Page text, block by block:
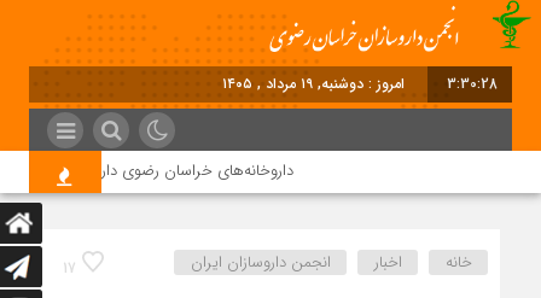
3:30:29 امروز : دوشنبه, ۱۹ مرداد , ۱۴۰۵
داروخانه‌های خراسان رضوی داروها را با چک ۴ ماهه خریداری می‌کنند
17 خانه اخبار انجمن داروسازان ایران